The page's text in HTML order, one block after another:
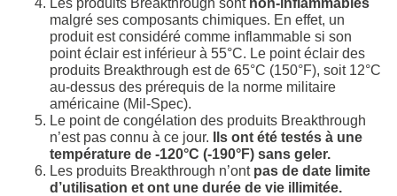
malgré ses composants chimiques. En effet, un
produit est considéré comme inflammable si son
point éclair est inférieur à 55°C. Le point éclair des
produits Breakthrough est de 65°C (150°F), soit 12°C
au-dessus des prérequis de la norme militaire
américaine (Mil-Spec).
Le point de congélation des produits Breakthrough
n’est pas connu à ce jour.
Ils ont été testés à une
température de -120°C (-190°F) sans geler.
Les produits Breakthrough n’ont pas de date limite
d’utilisation et ont une durée de vie illimitée.